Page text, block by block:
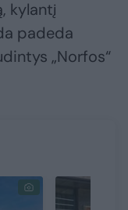
kylantį
padeda
„Norfos“